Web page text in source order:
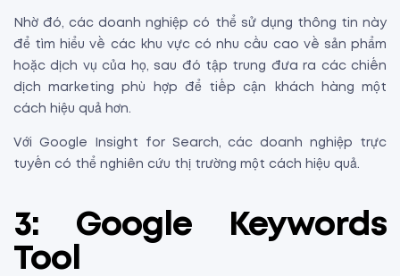
Nhờ đó, các doanh nghiệp có thể sử dụng thông tin này
để tìm hiểu về các khu vực có nhu cầu cao về sản phẩm
hoặc dịch vụ của họ, sau đó tập trung đưa ra các chiến
dịch marketing phù hợp để tiếp cận khách hàng một
cách hiệu quả hơn.
Với Google Insight for Search, các doanh nghiệp trực
tuyến có thể nghiên cứu thị trường một cách hiệu quả.
3: Google Keywords
Tool